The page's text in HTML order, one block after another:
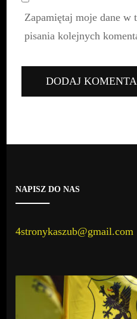
Zapamiętaj moje dane w
pisania kolejnych
NAPISZ DO NAS
4stronykaszub@gmail.com